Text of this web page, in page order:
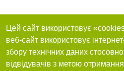
Цей сайт використовує
веб-сайт використовує
збору технічних даних стосовно
відвідувачів з метою отримання